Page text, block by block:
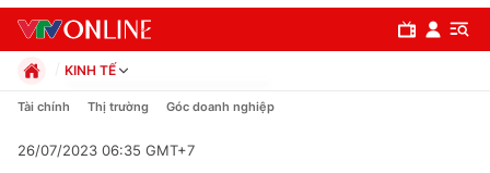
KINH TẾ
Chính trị
Pháp luật
Tài chính Thị trường Góc doanh nghiệp
26/07/2023 06:35 GMT+7